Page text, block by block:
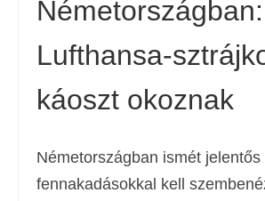
Németországban:
Lufthansa-
káoszt okoznak
Németországban ismét jelentős
fennakadásokkal kell